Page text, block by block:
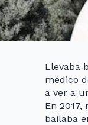
Llevaba
médico
a ver a
En
bailaba